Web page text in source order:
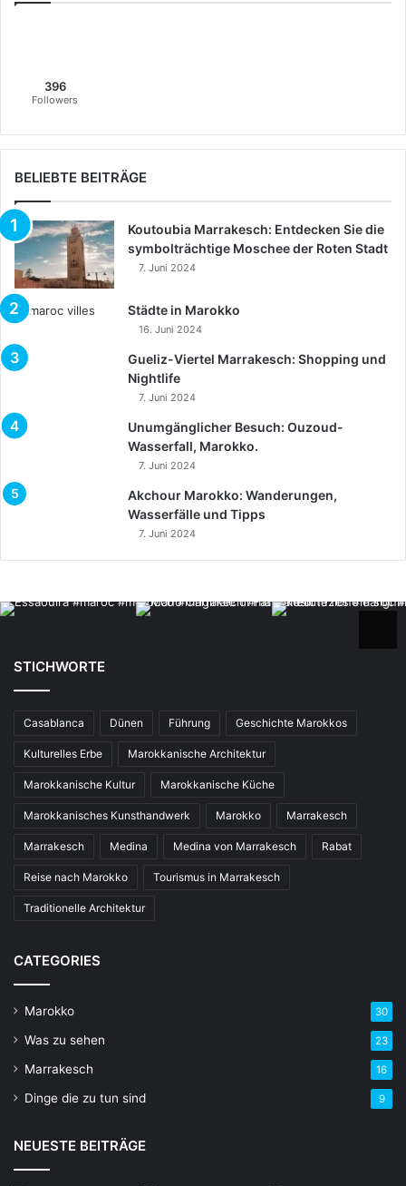
396
Followers
BELIEBTE BEITRÄGE
Koutoubia Marrakesch: Entdecken Sie die
symbolträchtige Moschee der Roten Stadt
7. Juni 2024
Städte in Marokko
16. Juni 2024
Gueliz-Viertel Marrakesch: Shopping und
Nightlife
7. Juni 2024
Unumgänglicher Besuch: Ouzoud-
Wasserfall, Marokko.
7. Juni 2024
Akchour Marokko: Wanderungen,
Wasserfälle und Tipps
7. Juni 2024
STICHWORTE
Casablanca Dünen Führung Geschichte Marokkos
Kulturelles Erbe Marokkanische Architektur
Marokkanische Kultur Marokkanische Küche
Marokkanisches Kunsthandwerk Marokko Marrakesch
Marrakesch Medina Medina von Marrakesch Rabat
Reise nach Marokko Tourismus in Marrakesch
Traditionelle Architektur
CATEGORIES
Marokko 30
Was zu sehen 23
Marrakesch 16
Dinge die zu tun sind 9
NEUESTE BEITRÄGE